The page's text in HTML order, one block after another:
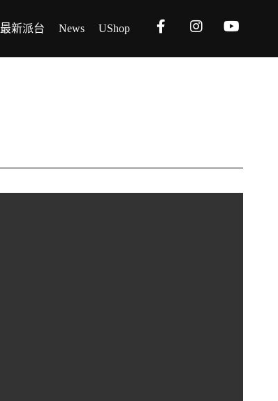
最新派台 News UShop